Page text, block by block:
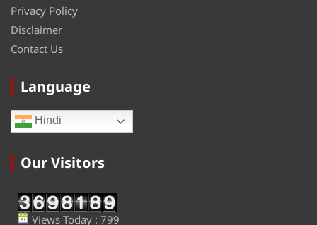
Privacy Policy
Disclaimer
Contact Us
Language
Hindi
Our Visitors
Views Today : 799